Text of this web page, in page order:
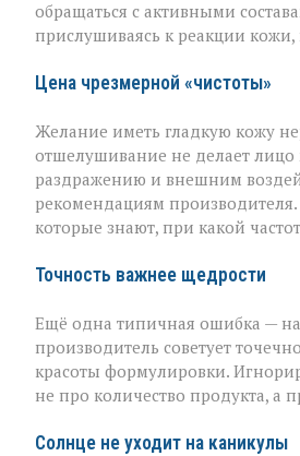
обращаться с активными
прислушиваясь к реакции
Цена чрезмерной «чистоты»
Желание иметь гладкую кожу
отшелушивание не делает лицо
раздражению и внешним
рекомендациям производителя.
которые знают, при какой
Точность важнее щедрости
Ещё одна типичная ошибка —
производитель советует
красоты формулировки.
не про количество продукта,
Солнце не уходит на каникулы